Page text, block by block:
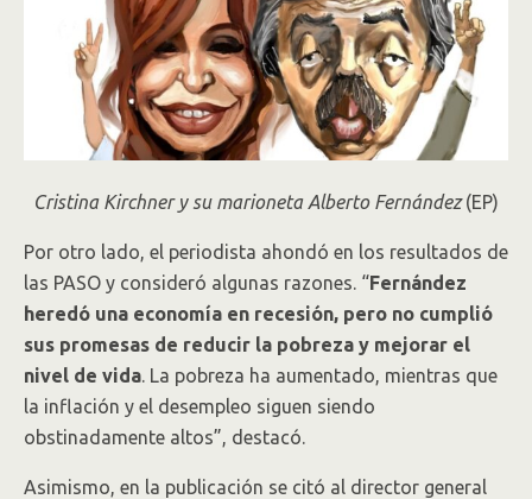
Cristina Kirchner y su marioneta Alberto Fernández(EP)
Por otro lado, el periodista ahondó en los resultados de
las PASO y consideró algunas razones. “Fernández
heredó una economía en recesión, pero no cumplió
sus promesas de reducir la pobreza y mejorar el
nivel de vida. La pobreza ha aumentado, mientras que
la inflación y el desempleo siguen siendo
obstinadamente altos”, destacó.
Asimismo, en la publicación se citó al director general